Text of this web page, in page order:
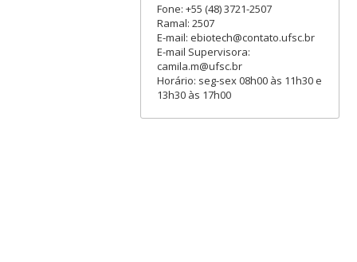
Fone: +55 (48) 3721-2507
Ramal: 2507
E-mail: ebiotech@contato.ufsc.br
E-mail Supervisora:
camila.m@ufsc.br
Horário: seg-sex 08h00 às 11h30 e
13h30 às 17h00